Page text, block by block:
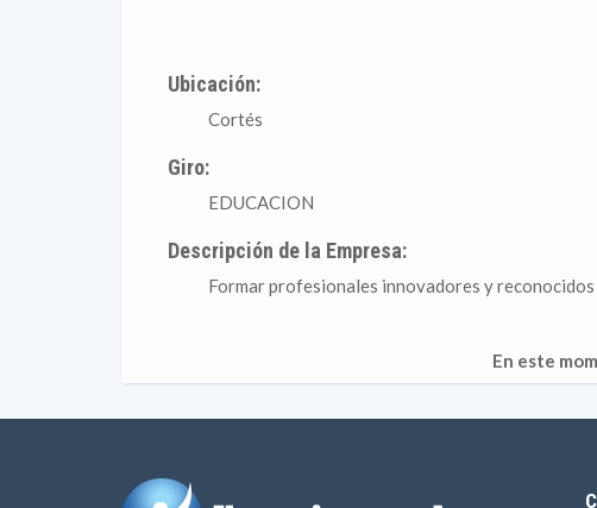
Ubicación:
Cortés
Giro:
EDUCACION
Descripción de la Empresa:
Formar profesionales innovadores y
En este